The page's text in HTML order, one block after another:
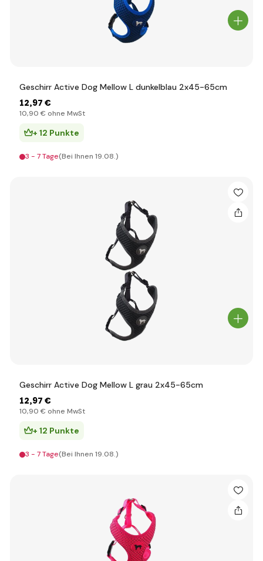
Geschirr Active Dog Mellow L dunkelblau 2x45-65cm
12,97 €
10,90 € ohne MwSt
+ 12 Punkte
3 - 7 Tage(Bei Ihnen 19.08.)
Geschirr Active Dog Mellow L grau 2x45-65cm
12,97 €
10,90 € ohne MwSt
+ 12 Punkte
3 - 7 Tage(Bei Ihnen 19.08.)